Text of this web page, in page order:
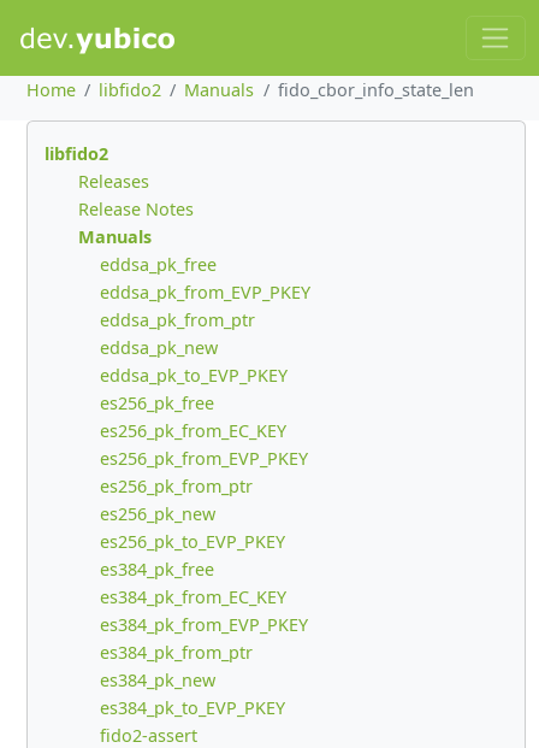
Home libfido2 Manuals fido_cbor_info_state_len
libfido2
Releases
Release Notes
Manuals
eddsa_pk_free
eddsa_pk_from_EVP_PKEY
eddsa_pk_from_ptr
eddsa_pk_new
eddsa_pk_to_EVP_PKEY
es256_pk_free
es256_pk_from_EC_KEY
es256_pk_from_EVP_PKEY
es256_pk_from_ptr
es256_pk_new
es256_pk_to_EVP_PKEY
es384_pk_free
es384_pk_from_EC_KEY
es384_pk_from_EVP_PKEY
es384_pk_from_ptr
es384_pk_new
es384_pk_to_EVP_PKEY
fido2-assert